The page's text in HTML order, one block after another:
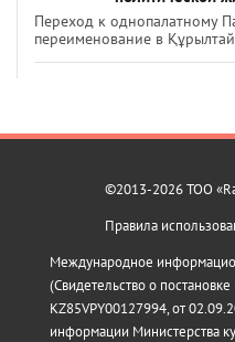
Переход к однопалатному
переименование в Құрылтай
©2013-2026 ТОО
Правила
Международное
(Свидетельство о
KZ85VPY00127994, от
информации Министерства